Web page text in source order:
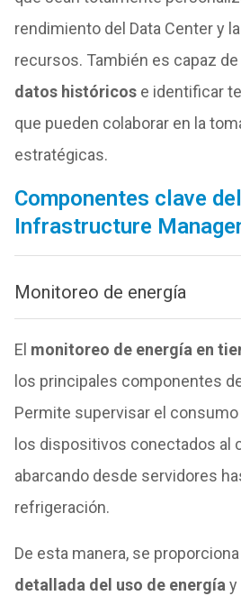
rendimiento del Data Center y
recursos. También es capaz de
datos históricose identificar
que pueden colaborar en la
estratégicas.
Componentes clave
Infrastructure
Monitoreo de energía
El monitoreo de energía en
los principales componentes
Permite supervisar el
los dispositivos conectados al
abarcando desde servidores
refrigeración.
De esta manera, se
detallada del uso de energíay